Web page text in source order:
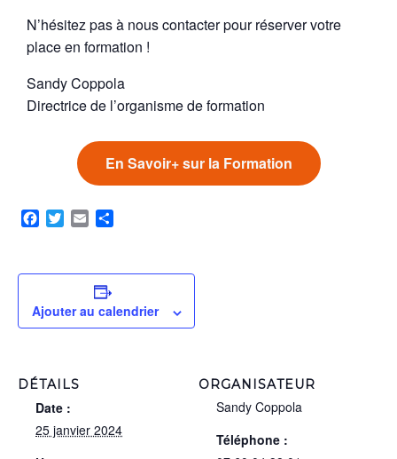
N’hésitez pas à nous contacter pour réserver votre
place en formation !
Sandy Coppola
Directrice de l’organisme de formation
En Savoir+ sur la Formation
Facebook
TwitterEmail
Ajouter au calendrier
DÉTAILS
Date :
25 janvier 2024
ORGANISATEUR
Sandy Coppola
Téléphone :